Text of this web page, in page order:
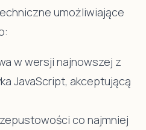
umożliwiające
w wersji najnowszej z
JavaScript, akceptującą
co najmniej